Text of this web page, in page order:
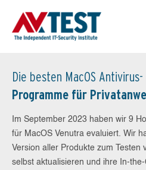
Die besten MacOS Antivirus-
Programme für
Im September 2023 haben wir 9
für MacOS Venutra evaluiert. Wir
Version aller Produkte zum Testen
selbst aktualisieren und ihre In-